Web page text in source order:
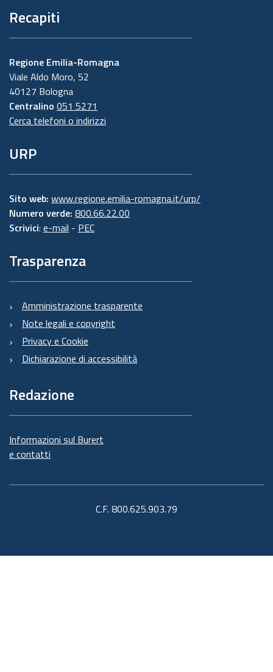
Recapiti
Regione Emilia-Romagna
Viale Aldo Moro, 52
40127 Bologna
Centralino 051 5271
Cerca telefoni o indirizzi
URP
Sito web: www.regione.emilia-romagna.it/urp/
Numero verde: 800.66.22.00
Scrivici: e-mail - PEC
Trasparenza
Amministrazione trasparente
Note legali e copyright
Privacy e Cookie
Dichiarazione di accessibilità
Redazione
Informazioni sul Burert
e contatti
C.F. 800.625.903.79